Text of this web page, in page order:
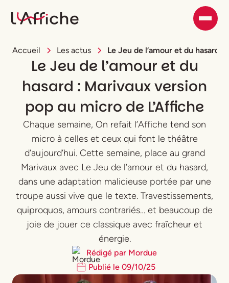
Accueil Les actus Le Jeu de l’amour et du hasard
Le Jeu de l’amour et du
hasard : Marivaux version
pop au micro de L’Affiche
Chaque semaine, On refait l’Affiche tend son
micro à celles et ceux qui font le théâtre
d’aujourd’hui. Cette semaine, place au grand
Marivaux avec Le Jeu de l’amour et du hasard,
dans une adaptation malicieuse portée par une
troupe aussi vive que le texte. Travestissements,
quiproquos, amours contrariés… et beaucoup de
joie de jouer ce classique avec fraîcheur et
énergie.
Rédigé par Mordue
Publié le 09/10/25